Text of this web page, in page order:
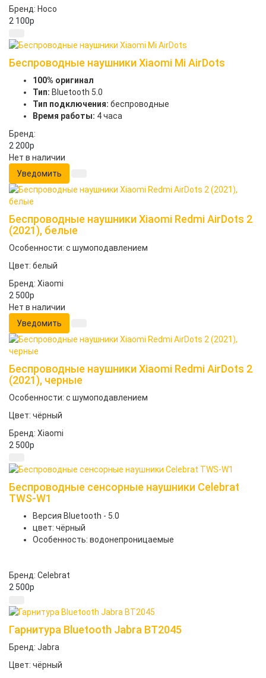
Бренд: Hoco
2 100p
Беспроводные наушники Xiaomi Mi AirDots
100% оригинал
Тип: Bluetooth 5.0
Тип подключения: беспроводные
Время работы: 4 часа
Бренд:
2 200p
Нет в наличии
Уведомить
Беспроводные наушники Xiaomi Redmi AirDots 2
(2021), белые
Особенности: с шумоподавлением
Цвет: белый
Бренд: Xiaomi
2 500p
Нет в наличии
Уведомить
Беспроводные наушники Xiaomi Redmi AirDots 2
(2021), черные
Особенности: с шумоподавлением
Цвет: чёрный
Бренд: Xiaomi
2 500p
Беспроводные сенсорные наушники Celebrat
TWS-W1
Версия Bluetooth - 5.0
цвет: чёрный
Особенность: водонепроницаемые
Бренд: Celebrat
2 500p
Гарнитура Bluetooth Jabra BT2045
Бренд: Jabra
Цвет: чёрный